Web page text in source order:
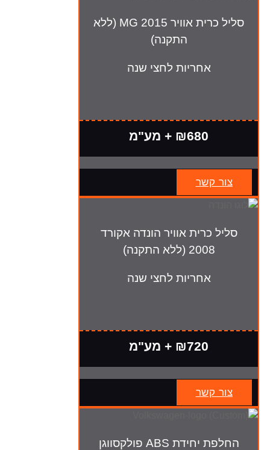
סליל כרית אוויר MG 2015 (ללא
התקנה)
אחריות לחצי שנה
₪680 + מע"מ
צור קשר
סליל כרית אוויר הונדה אקורד
2008 (ללא התקנה)
אחריות לחצי שנה
₪720 + מע"מ
צור קשר
החלפת יחידת ABS פולקסווגן